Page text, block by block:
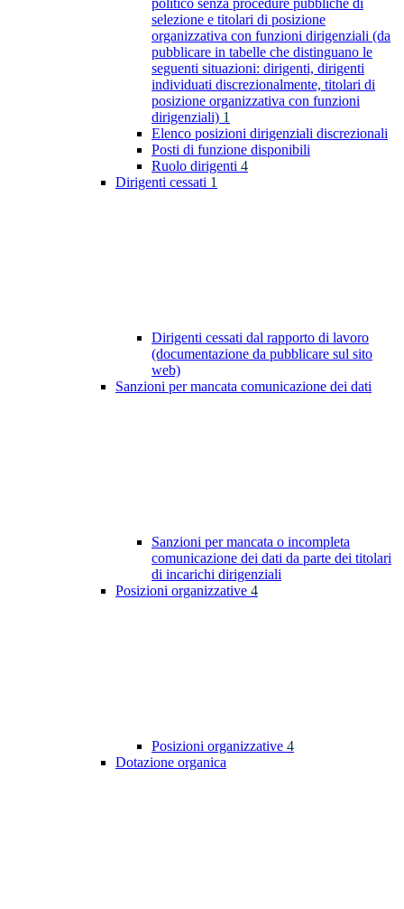
politico senza procedure pubbliche di
selezione e titolari di posizione
organizzativa con funzioni dirigenziali (da
pubblicare in tabelle che distinguano le
seguenti situazioni: dirigenti, dirigenti
individuati discrezionalmente, titolari di
posizione organizzativa con funzioni
dirigenziali) 1
Elenco posizioni dirigenziali discrezionali
Posti di funzione disponibili
Ruolo dirigenti 4
Dirigenti cessati 1
Dirigenti cessati dal rapporto di lavoro
(documentazione da pubblicare sul sito
web)
Sanzioni per mancata comunicazione dei dati
Sanzioni per mancata o incompleta
comunicazione dei dati da parte dei titolari
di incarichi dirigenziali
Posizioni organizzative 4
Posizioni organizzative 4
Dotazione organica